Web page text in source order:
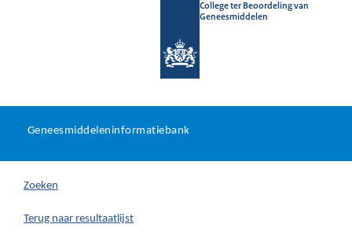
College ter Beoordeling van
Geneesmiddelen
U
hier:
Geneesmiddeleninformatiebank
Zoeken
Terug naar resultaatlijst